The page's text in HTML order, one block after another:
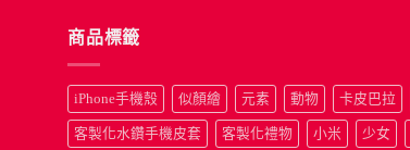
商品標籤
iPhone手機殼 似顏繪 元素 動物 卡皮巴拉
客製化水鑽手機皮套 客製化禮物 小米 少女